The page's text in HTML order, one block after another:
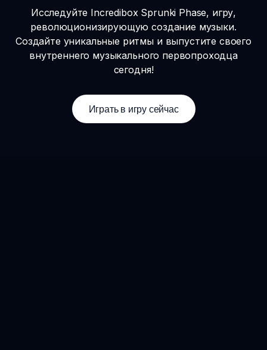
Исследуйте Incredibox Sprunki Phase, игру,
революционизирующую создание музыки.
Создайте уникальные ритмы и выпустите своего
внутреннего музыкального первопроходца
сегодня!
Играть в игру сейчас